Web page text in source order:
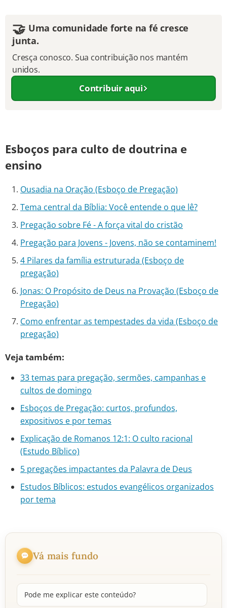
🤝 Uma comunidade forte na fé cresce
junta.
Cresça conosco. Sua contribuição nos mantém
unidos.
Contribuir aqui
Esboços para culto de doutrina e
ensino
Ousadia na Oração (Esboço de Pregação)
Tema central da Bíblia: Você entende o que lê?
Pregação sobre Fé - A força vital do cristão
Pregação para Jovens - Jovens, não se contaminem!
4 Pilares da família estruturada (Esboço de
pregação)
Jonas: O Propósito de Deus na Provação (Esboço de
Pregação)
Como enfrentar as tempestades da vida (Esboço de
pregação)
Veja também:
33 temas para pregação, sermões, campanhas e
cultos de domingo
Esboços de Pregação: curtos, profundos,
expositivos e por temas
Explicação de Romanos 12:1: O culto racional
(Estudo Bíblico)
5 pregações impactantes da Palavra de Deus
Estudos Bíblicos: estudos evangélicos organizados
por tema
Vá mais fundo
Pode me explicar este conteúdo?